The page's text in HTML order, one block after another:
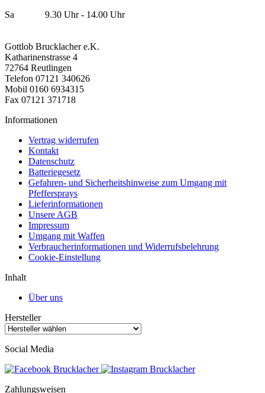
Sa 9.30 Uhr - 14.00 Uhr
Gottlob Brucklacher e.K.
Katharinenstrasse 4
72764 Reutlingen
Telefon 07121 340626
Mobil 0160 6934315
Fax 07121 371718
Informationen
Vertrag widerrufen
Kontakt
Datenschutz
Batteriegesetz
Gefahren- und Sicherheitshinweise zum Umgang mit
Pfeffersprays
Lieferinformationen
Unsere AGB
Impressum
Umgang mit Waffen
Verbraucherinformationen und Widerrufsbelehrung
Cookie-Einstellung
Inhalt
Über uns
Hersteller
Social Media
Zahlungsweisen